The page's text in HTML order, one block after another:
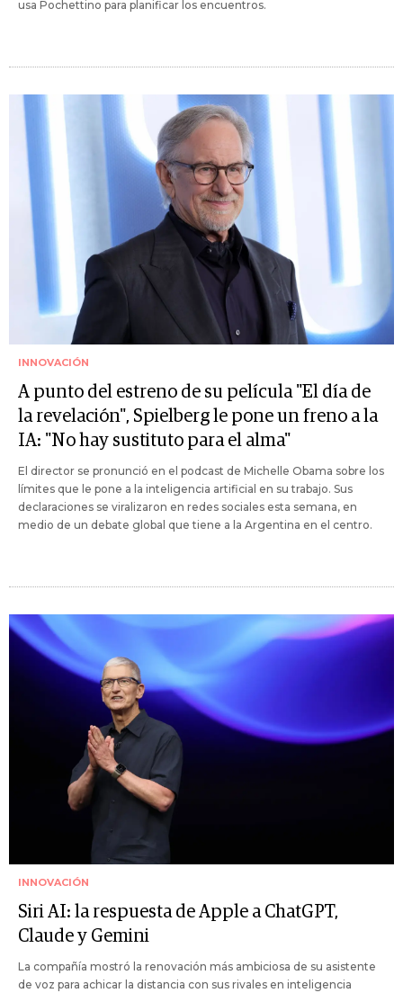
usa Pochettino para planificar los encuentros.
INNOVACIÓN
A punto del estreno de su película "El día de
la revelación", Spielberg le pone un freno a la
IA: "No hay sustituto para el alma"
El director se pronunció en el podcast de Michelle Obama sobre los
límites que le pone a la inteligencia artificial en su trabajo. Sus
declaraciones se viralizaron en redes sociales esta semana, en
medio de un debate global que tiene a la Argentina en el centro.
INNOVACIÓN
Siri AI: la respuesta de Apple a ChatGPT,
Claude y Gemini
La compañía mostró la renovación más ambiciosa de su asistente
de voz para achicar la distancia con sus rivales en inteligencia